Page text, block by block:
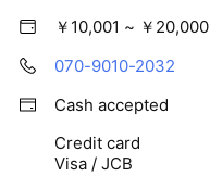
￥10,001 ~ ￥20,000
070-9010-2032
Cash accepted
Credit card
Visa / JCB